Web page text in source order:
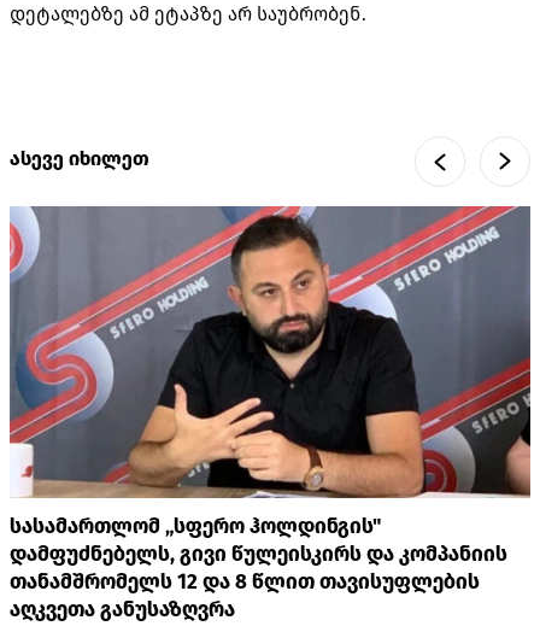
დეტალებზე ამ ეტაპზე არ საუბრობენ.
ასევე იხილეთ
სასამართლომ „სფერო ჰოლდინგის"
დამფუძნებელს, გივი წულეისკირს და კომპანიის
თანამშრომელს 12 და 8 წლით თავისუფლების
აღკვეთა განუსაზღვრა